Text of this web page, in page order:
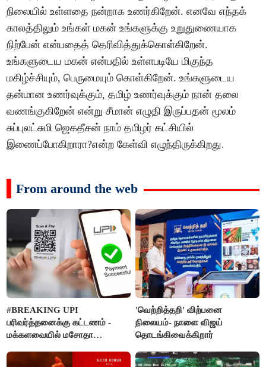
நிலையில் உள்ளதை நன்றாக உணர்கிறேன். எனவே எந்தக்
காலத்திலும் உங்கள் மகன் உங்களுக்கு உறுதுணையாக
நிற்பேன் என்பதைத் தெரிவித்துக்கொள்கிறேன்.
உங்களுடைய மகன் என்பதில் உள்ளபடியே மிகுந்த
மகிழ்ச்சியும், பெருமையும் கொள்கிறேன். உங்களுடைய
தன்மான உணர்வுக்கும், தமிழ் உணர்வுக்கும் நான் தலை
வணங்குகிறேன் என்று சீமான் எழுதி இருப்பதன் மூலம்
சுப்புலட்சுமி ஜெகதீசன் நாம் தமிழர் கட்சியில்
இணைப்போகிறாரா?என்ற கேள்வி எழுந்திருக்கிறது.
From around the web
#BREAKING UPI
பரிவர்த்தனைக்கு கட்டணம் -
மக்களவையில் மசோதா
'வெற்றித்தறி' விற்பனை
நிலையம்- நாளை விஜய்
தொடங்கிவைக்கிறார்